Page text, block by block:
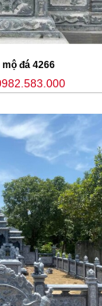
mộ đá 4266